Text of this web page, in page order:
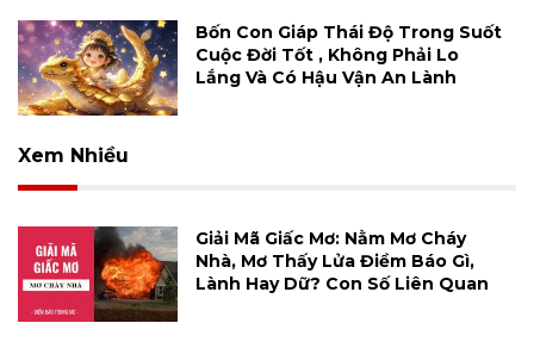
Bốn Con Giáp Thái Độ Trong Suốt
Cuộc Đời Tốt , Không Phải Lo
Lắng Và Có Hậu Vận An Lành
Xem Nhiều
Giải Mã Giấc Mơ: Nằm Mơ Cháy
Nhà, Mơ Thấy Lửa Điềm Báo Gì,
Lành Hay Dữ? Con Số Liên Quan